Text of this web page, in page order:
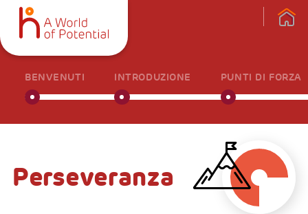
BENVENUTI INTRODUZIONE PUNTI DI FORZA
Perseveranza